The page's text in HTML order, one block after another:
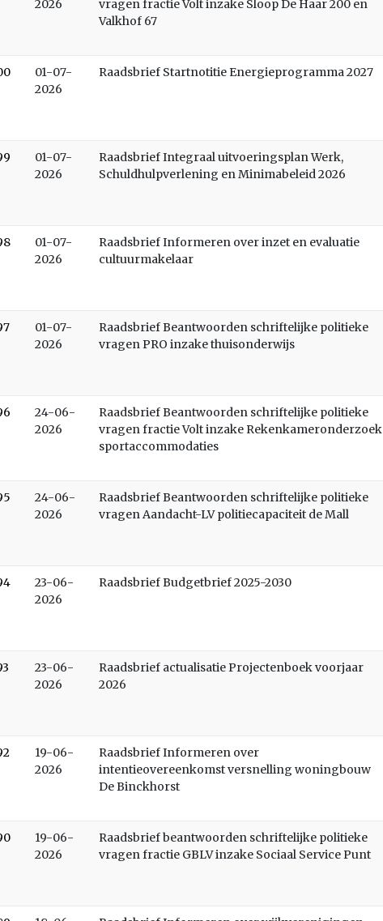
2026
vragen fractie Volt inzake Sloop De Haar 200 en
Valkhof 67
01-07-
2026
Raadsbrief Startnotitie Energieprogramma 2027
01-07-
2026
Raadsbrief Integraal uitvoeringsplan Werk,
Schuldhulpverlening en Minimabeleid 2026
01-07-
2026
Raadsbrief Informeren over inzet en evaluatie
cultuurmakelaar
01-07-
2026
Raadsbrief Beantwoorden schriftelijke politieke
vragen PRO inzake thuisonderwijs
24-06-
2026
Raadsbrief Beantwoorden schriftelijke politieke
vragen fractie Volt inzake Rekenkameronderzoek
sportaccommodaties
24-06-
2026
Raadsbrief Beantwoorden schriftelijke politieke
vragen Aandacht-LV politiecapaciteit de Mall
23-06-
2026
Raadsbrief Budgetbrief 2025-2030
23-06-
2026
Raadsbrief actualisatie Projectenboek voorjaar
2026
19-06-
2026
Raadsbrief Informeren over
intentieovereenkomst versnelling woningbouw
De Binckhorst
19-06-
2026
Raadsbrief beantwoorden schriftelijke politieke
vragen fractie GBLV inzake Sociaal Service Punt